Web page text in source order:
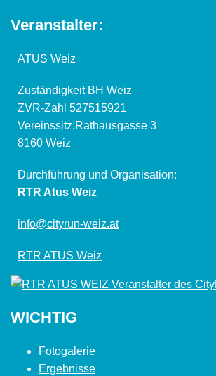
Veranstalter:
ATUS Weiz
Zuständigkeit BH Weiz
ZVR-Zahl 527515921
Vereinssitz:Rathausgasse 3
8160 Weiz
Durchführung und Organisation:
RTR Atus Weiz
info@cityrun-weiz.at
RTR ATUS Weiz
WICHTIG
Fotogalerie
Ergebnisse